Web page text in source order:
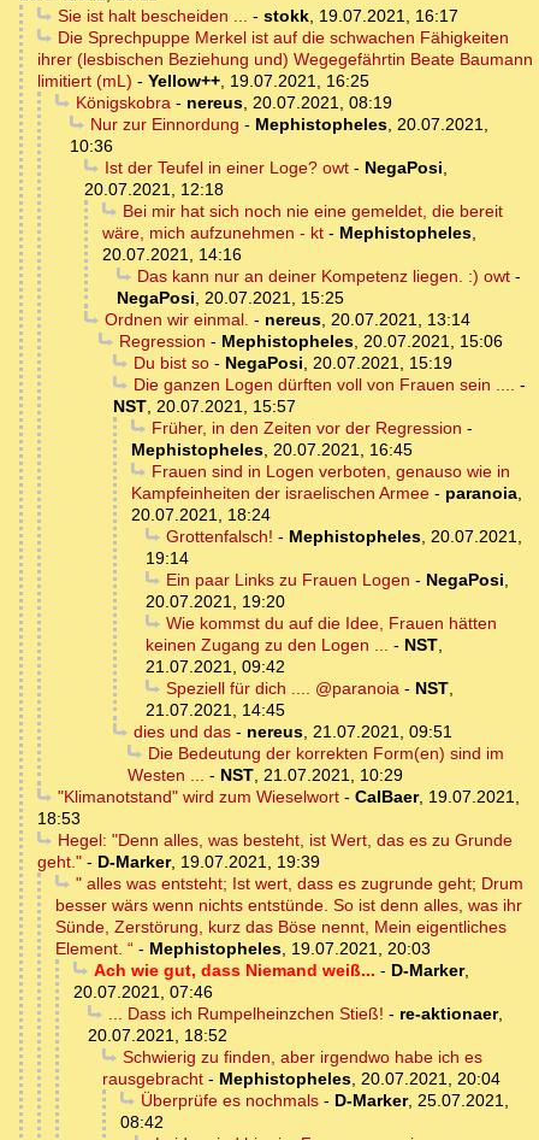
Sie ist halt bescheiden ... - stokk, 19.07.2021, 16:17
Die Sprechpuppe Merkel ist auf die schwachen Fähigkeiten
ihrer (lesbischen Beziehung und) Wegegefährtin Beate Baumann
limitiert (mL) - Yellow++, 19.07.2021, 16:25
Königskobra- nereus, 20.07.2021, 08:19
Nur zur Einnordung - Mephistopheles, 20.07.2021,
10:36
Ist der Teufel in einer Loge? owt- NegaPosi,
20.07.2021, 12:18
Bei mir hat sich noch nie eine gemeldet, die bereit
wäre, mich aufzunehmen - kt - Mephistopheles,
20.07.2021, 14:16
Das kann nur an deiner Kompetenz liegen. :) owt-
NegaPosi, 20.07.2021, 15:25
Ordnen wir einmal. - nereus, 20.07.2021, 13:14
Regression - Mephistopheles, 20.07.2021, 15:06
Du bist so- NegaPosi, 20.07.2021, 15:19
Die ganzen Logen dürften voll von Frauen sein .... -
NST, 20.07.2021, 15:57
Früher, in den Zeiten vor der Regression -
Mephistopheles, 20.07.2021, 16:45
Frauen sind in Logen verboten, genauso wie in
Kampfeinheiten der israelischen Armee - paranoia,
20.07.2021, 18:24
Grottenfalsch! - Mephistopheles, 20.07.2021,
19:14
Ein paar Links zu Frauen Logen - NegaPosi,
20.07.2021, 19:20
Wie kommst du auf die Idee, Frauen hätten
keinen Zugang zu den Logen ... - NST,
21.07.2021, 09:42
Speziell für dich .... @paranoia- NST,
21.07.2021, 14:45
dies und das- nereus, 21.07.2021, 09:51
Die Bedeutung der korrekten Form(en) sind im
Westen ... - NST, 21.07.2021, 10:29
"Klimanotstand" wird zum Wieselwort- CalBaer, 19.07.2021,
18:53
Hegel: "Denn alles, was besteht, ist Wert, das es zu Grunde
geht." - D-Marker, 19.07.2021, 19:39
" alles was entsteht; Ist wert, dass es zugrunde geht; Drum
besser wärs wenn nichts entstünde. So ist denn alles, was ihr
Sünde, Zerstörung, kurz das Böse nennt, Mein eigentliches
Element. “ - Mephistopheles, 19.07.2021, 20:03
Ach wie gut, dass Niemand weiß... - D-Marker,
20.07.2021, 07:46
... Dass ich Rumpelheinzchen Stieß! - re-aktionaer,
20.07.2021, 18:52
Schwierig zu finden, aber irgendwo habe ich es
rausgebracht - Mephistopheles, 20.07.2021, 20:04
Überprüfe es nochmals- D-Marker, 25.07.2021,
08:42